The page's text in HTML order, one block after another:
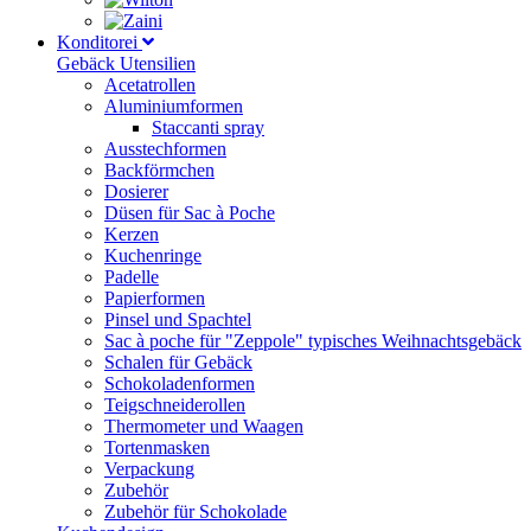
Konditorei
Gebäck Utensilien
Acetatrollen
Aluminiumformen
Staccanti spray
Ausstechformen
Backförmchen
Dosierer
Düsen für Sac à Poche
Kerzen
Kuchenringe
Padelle
Papierformen
Pinsel und Spachtel
Sac à poche für "Zeppole" typisches Weihnachtsgebäck
Schalen für Gebäck
Schokoladenformen
Teigschneiderollen
Thermometer und Waagen
Tortenmasken
Verpackung
Zubehör
Zubehör für Schokolade